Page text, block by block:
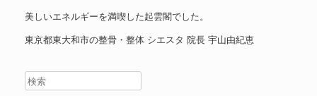
美しいエネルギーを満喫した起雲閣でした。
東京都東大和市の整骨・整体 シエスタ 院長 宇山由紀恵